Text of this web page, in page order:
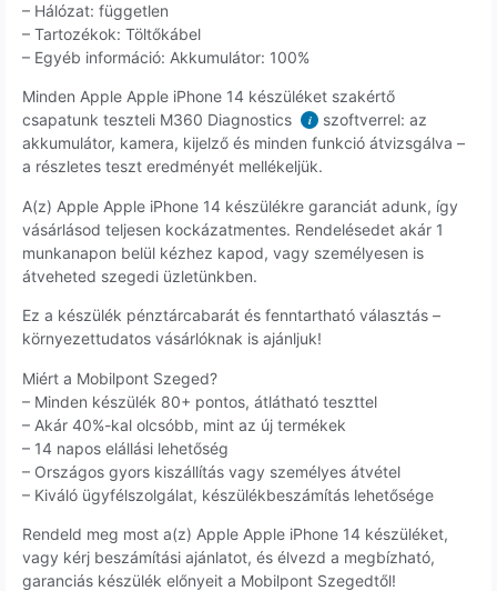
– Hálózat: független
– Tartozékok: Töltőkábel
– Egyéb információ: Akkumulátor: 100%
Minden Apple Apple iPhone 14 készüléket szakértő
csapatunk teszteli M360 Diagnostics
i
szoftverrel: az
akkumulátor, kamera, kijelző és minden funkció átvizsgálva –
a részletes teszt eredményét mellékeljük.
A(z) Apple Apple iPhone 14 készülékre garanciát adunk, így
vásárlásod teljesen kockázatmentes. Rendelésedet akár 1
munkanapon belül kézhez kapod, vagy személyesen is
átveheted szegedi üzletünkben.
Ez a készülék pénztárcabarát és fenntartható választás –
környezettudatos vásárlóknak is ajánljuk!
Miért a Mobilpont Szeged?
– Minden készülék 80+ pontos, átlátható teszttel
– Akár 40%-kal olcsóbb, mint az új termékek
– 14 napos elállási lehetőség
– Országos gyors kiszállítás vagy személyes átvétel
– Kiváló ügyfélszolgálat, készülékbeszámítás lehetősége
Rendeld meg most a(z) Apple Apple iPhone 14 készüléket,
vagy kérj beszámítási ajánlatot, és élvezd a megbízható,
garanciás készülék előnyeit a Mobilpont Szegedtől!